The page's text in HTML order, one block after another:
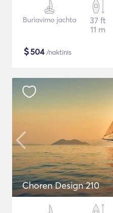
Buriavimo jachta
37 ft
11 m
$504/naktinis
Choren Design 210